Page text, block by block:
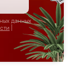
данных